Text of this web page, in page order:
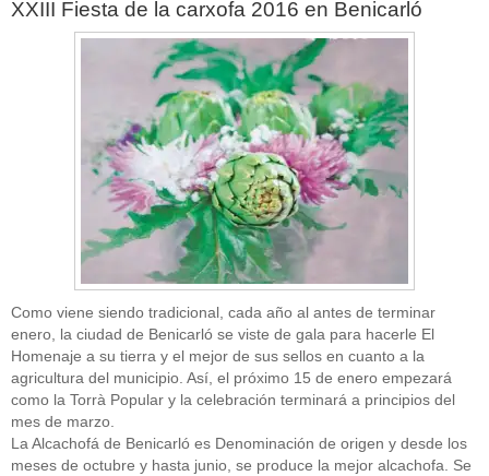
XXIII Fiesta de la carxofa 2016 en Benicarló
Como viene siendo tradicional, cada año al antes de terminar
enero, la ciudad de Benicarló se viste de gala para hacerle El
Homenaje a su tierra y el mejor de sus sellos en cuanto a la
agricultura del municipio. Así, el próximo 15 de enero empezará
como la Torrà Popular y la celebración terminará a principios del
mes de marzo.
La Alcachofá de Benicarló es Denominación de origen y desde los
meses de octubre y hasta junio, se produce la mejor alcachofa. Se